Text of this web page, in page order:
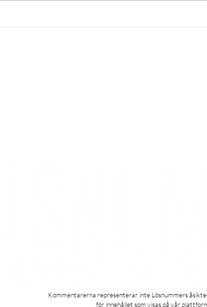
Kommentarerna representerar inte Lösnummers
för innehållet som visas på vår